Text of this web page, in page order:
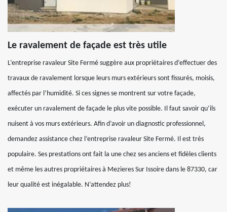
Le ravalement de façade est très utile
L’entreprise ravaleur Site Fermé suggère aux propriétaires d’effectuer des
travaux de ravalement lorsque leurs murs extérieurs sont fissurés, moisis,
affectés par l’humidité. Si ces signes se montrent sur votre façade,
exécuter un ravalement de façade le plus vite possible. Il faut savoir qu’ils
nuisent à vos murs extérieurs. Afin d’avoir un diagnostic professionnel,
demandez assistance chez l’entreprise ravaleur Site Fermé. Il est très
populaire. Ses prestations ont fait la une chez ses anciens et fidèles clients
et même les autres propriétaires à Mezieres Sur Issoire dans le 87330, car
leur qualité est inégalable. N’attendez plus!